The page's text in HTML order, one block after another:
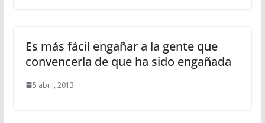
Es más fácil engañar a la gente que
convencerla de que ha sido engañada
5 abril, 2013